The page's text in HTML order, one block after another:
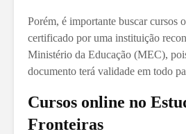
Porém, é importante buscar cursos
certificado por uma instituição
Ministério da Educação (MEC),
documento terá validade em todo
Cursos online no
Fronteiras